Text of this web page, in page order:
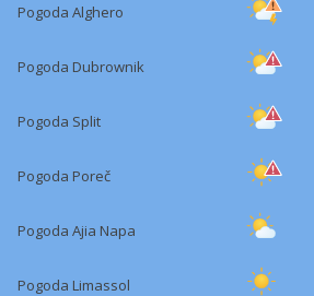
Pogoda Alghero
Pogoda Dubrownik
Pogoda Split
Pogoda Poreč
Pogoda Ajia Napa
Pogoda Limassol